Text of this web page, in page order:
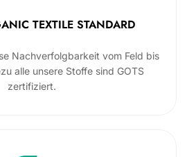
TEXTILE STANDARD
Nachverfolgbarkeit vom Feld bis
alle unsere Stoffe sind GOTS
zertifiziert.